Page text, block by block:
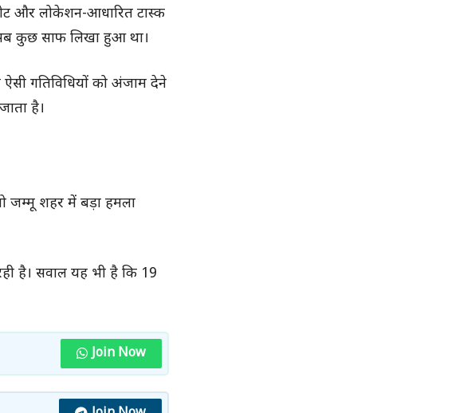
और लोकेशन-आधारित टास्क
कुछ साफ लिखा हुआ था।
गतिविधियों को अंजाम देने
है।
जम्मू शहर में बड़ा हमला
है। सवाल यह भी है कि 19
Join Now